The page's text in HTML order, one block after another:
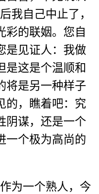
我自己中止了，
彩的联姻。您自
是见证人：我做
是这是个温顺和
将是另一种样子
的，瞧着吧：究
阴谋，还是一个
一个极为高尚的
为一个熟人，今